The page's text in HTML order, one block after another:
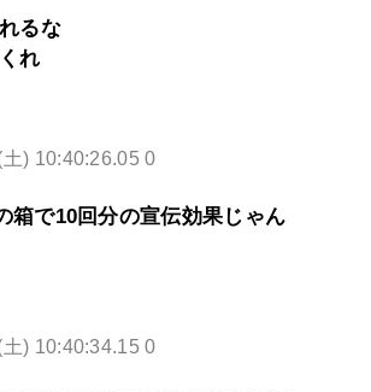
るな
れ
) 10:40:26.05 0
箱で10回分の宣伝効果じゃん
) 10:40:34.15 0